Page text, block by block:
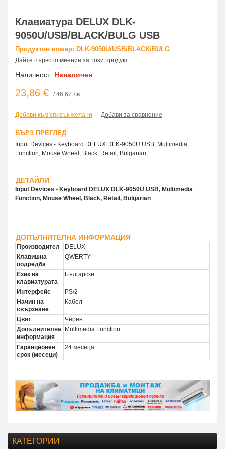
Клавиатура DELUX DLK-
9050U/USB/BLACK/BULG USB
Продуктов номер: DLK-9050U/USB/BLACK/BULG
Дайте първото мнение за този продукт
Наличност: Неналичен
23,86 € / 46,67 лв
Добави към списък желани
| Добави за сравнение
БЪРЗ ПРЕГЛЕД
Input Devices - Keyboard DELUX DLK-9050U USB, Multimedia
Function, Mouse Wheel, Black, Retail, Bulgarian
ДЕТАЙЛИ
Input Devices - Keyboard DELUX DLK-9050U USB, Multimedia
Function, Mouse Wheel, Black, Retail, Bulgarian
ДОПЪЛНИТЕЛНА ИНФОРМАЦИЯ
Производител
DELUX
Клавишна
подредба
QWERTY
Език на
клавиатурата
Български
Интерфейс
PS/2
Начин на
свързване
Кабел
Цвят
Черен
Допълнителна
информация
Multimedia Function
Гаранционен
срок (месеци)
24 месеца
КАТЕГОРИИ